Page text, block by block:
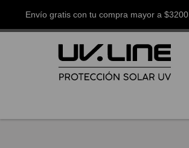
Envío gratis con tu compra mayor a $3200